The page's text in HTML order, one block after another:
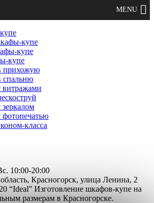
купе
купе
купе
прихожую
класса
10:00-20:00
Красногорск, улица Ленина, 2
“Ideal” Изготовление шкафов-купе на
размерам в Красногорске.